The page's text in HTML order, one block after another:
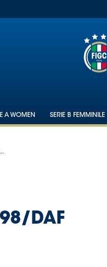
A WOMEN SERIE B FEMMINILE
DAF